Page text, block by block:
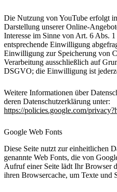
Die Nutzung von YouTube erfolgt
Darstellung unserer Online-
Interesse im Sinne von Art. 6 Abs.
entsprechende Einwilligung
Einwilligung zur Speicherung von
Verarbeitung ausschließlich auf
DSGVO; die Einwilligung ist
Weitere Informationen über
deren Datenschutzerklärung unter:
https://policies.google.com/
Google Web Fonts
Diese Seite nutzt zur einheitlichen
genannte Web Fonts, die von
Aufruf einer Seite lädt Ihr Browser
ihren Browsercache, um Texte und